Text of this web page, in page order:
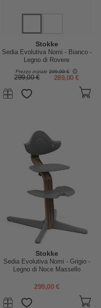
Stokke
Sedia Evolutiva Nomi - Bianco -
Legno di Rovere
Prezzo iniziale 299,00 €
299,00 € 289,00 €
Stokke
Sedia Evolutiva Nomi - Grigio -
Legno di Noce Massello
299,00 €